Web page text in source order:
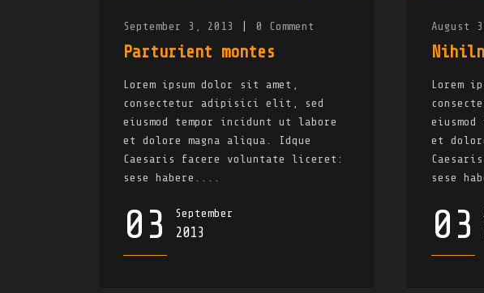
September 3, 2013 0 Comment
Parturient montes
Lorem ipsum dolor sit amet,
consectetur adipisici elit, sed
eiusmod tempor incidunt ut labore
et dolore magna aliqua. Idque
Caesaris facere voluntate liceret:
sese habere....
03 September
2013
August
Lorem
et
sese
03